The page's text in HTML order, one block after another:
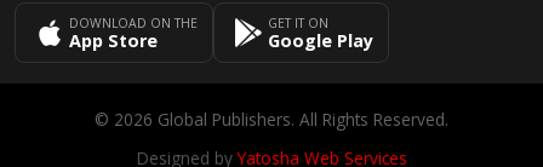
DOWNLOAD ON THE
App Store
GET IT ON
Google Play
© 2026 Global Publishers. All Rights Reserved.
Designed byYatosha Web Services